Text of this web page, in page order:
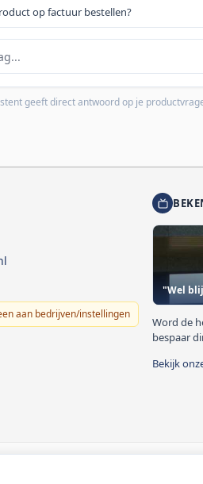
op factuur bestellen?
geeft direct antwoord op je
aan bedrijven/instellingen
"Wel
Word de
bespaar
Bekijk